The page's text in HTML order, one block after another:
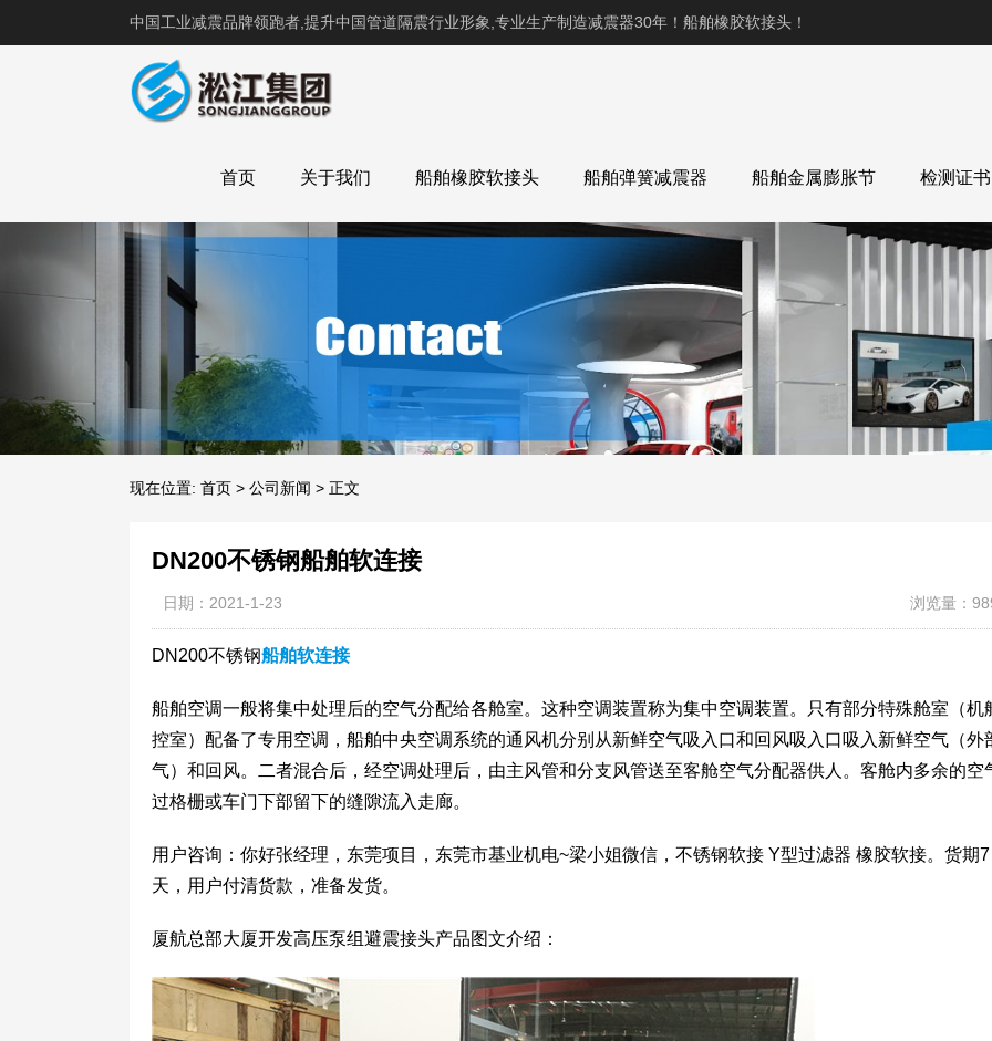
中国工业减震品牌领跑者,提升中国管道隔震行业形象,专业生产制造减震器30年！船舶橡胶软接头！
首页 关于我们 船舶橡胶软接头 船舶弹簧减震器 船舶金属膨胀节 检测证书
现在位置: 首页 > 公司新闻 > 正文
DN200不锈钢船舶软连接
日期：2021-1-23 浏览量：
DN200不锈钢船舶软连接
船舶空调一般将集中处理后的空气分配给各舱室。这种空调装置称为集中空调装置。只有部分特殊舱室（机
控室）配备了专用空调，船舶中央空调系统的通风机分别从新鲜空气吸入口和回风吸入口吸入新鲜空气（外
气）和回风。二者混合后，经空调处理后，由主风管和分支风管送至客舱空气分配器供人。客舱内多余的空
过格栅或车门下部留下的缝隙流入走廊。
用户咨询：你好张经理，东莞项目，东莞市基业机电~梁小姐微信，不锈钢软接 Y型过滤器 橡胶软接。货期7
天，用户付清货款，准备发货。
厦航总部大厦开发高压泵组避震接头产品图文介绍：